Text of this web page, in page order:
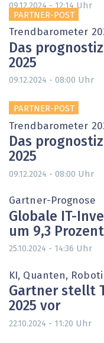
09.12.2024 - 12:14 Uhr
PARTNER-POST
Trendbarometer
Das
2025
09.12.2024 - 08:00 Uhr
PARTNER-POST
Trendbarometer
Das
2025
09.12.2024 - 08:00 Uhr
Gartner-Prognose
Globale IT-
um 9,3 Prozent
25.10.2024 - 14:36 Uhr
KI, Quanten,
Gartner stellt
2025 vor
22.10.2024 - 11:20 Uhr